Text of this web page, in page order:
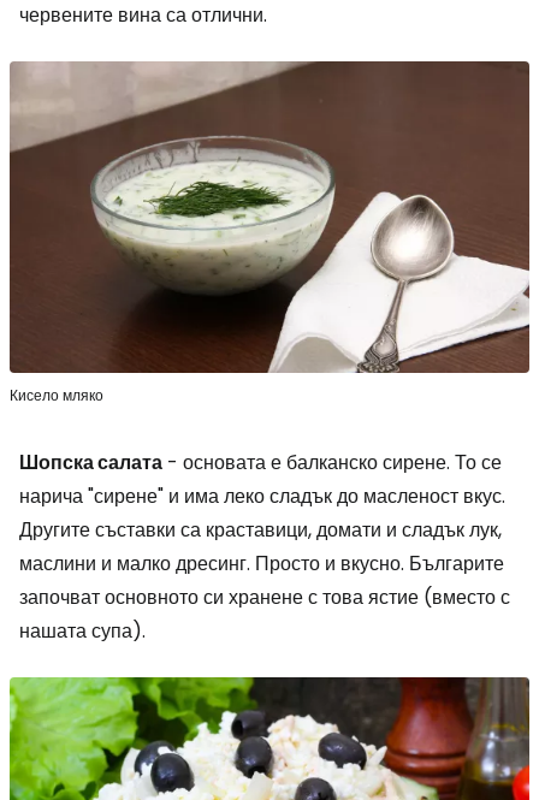
червените вина са отлични.
Кисело мляко
Шопска салата - основата е балканско сирене. То се
нарича "сирене" и има леко сладък до масленост вкус.
Другите съставки са краставици, домати и сладък лук,
маслини и малко дресинг. Просто и вкусно. Българите
започват основното си хранене с това ястие (вместо с
нашата супа).